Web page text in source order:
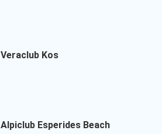
Veraclub Kos
Alpiclub Esperides Beach